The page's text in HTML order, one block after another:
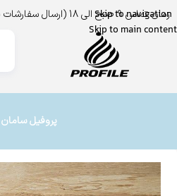
Skip to navigation
Skip to main content
زمان تماس 9 صبح الی 18 (ارسال سفارشات به کل کشور بجز روز جمعه) با ضمانت اینماد،ترب،و درگاه بانک ملت
پروفیل سامان